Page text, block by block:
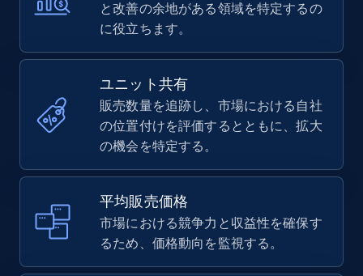
と改善の余地がある領域を特定するの
に役立ちます。
ユニット共有
販売数量を追跡し、市場における自社
の位置付けを評価するとともに、拡大
の機会を特定する。
平均販売価格
市場における競争力と収益性を確保す
るため、価格動向を監視する。